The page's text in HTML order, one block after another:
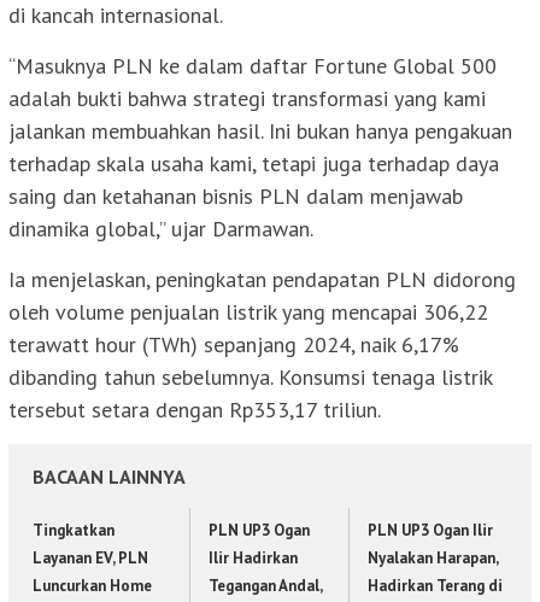
di kancah internasional.
“Masuknya PLN ke dalam daftar Fortune Global 500
adalah bukti bahwa strategi transformasi yang kami
jalankan membuahkan hasil. Ini bukan hanya pengakuan
terhadap skala usaha kami, tetapi juga terhadap daya
saing dan ketahanan bisnis PLN dalam menjawab
dinamika global,” ujar Darmawan.
Ia menjelaskan, peningkatan pendapatan PLN didorong
oleh volume penjualan listrik yang mencapai 306,22
terawatt hour (TWh) sepanjang 2024, naik 6,17%
dibanding tahun sebelumnya. Konsumsi tenaga listrik
tersebut setara dengan Rp353,17 triliun.
BACAAN LAINNYA
Tingkatkan
Layanan EV, PLN
Luncurkan Home
PLN UP3 Ogan
Ilir Hadirkan
Tegangan Andal,
PLN UP3 Ogan Ilir
Nyalakan Harapan,
Hadirkan Terang di